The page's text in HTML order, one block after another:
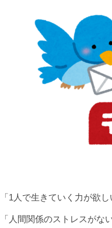
「1人で生きていく力が欲し
「人間関係のストレスがな